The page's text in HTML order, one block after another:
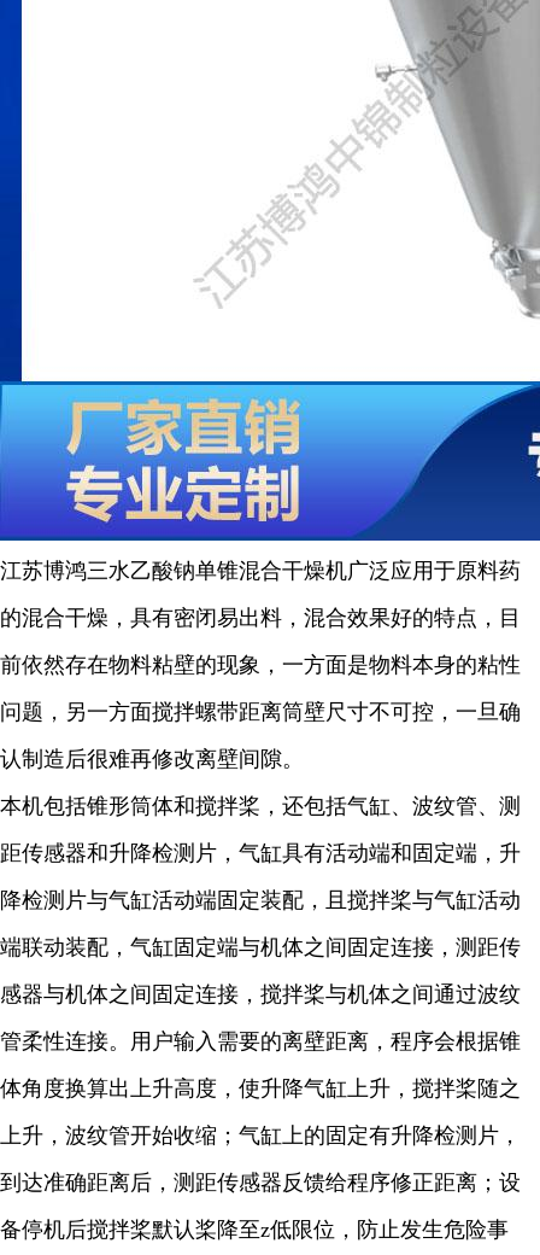
江苏博鸿三水乙酸钠单锥混合干燥机广泛应用于原料药
的混合干燥，具有密闭易出料，混合效果好的特点，目
前依然存在物料粘壁的现象，一方面是物料本身的粘性
问题，另一方面搅拌螺带距离筒壁尺寸不可控，一旦确
认制造后很难再修改离壁间隙。
本机包括锥形筒体和搅拌桨，还包括气缸、波纹管、测
距传感器和升降检测片，气缸具有活动端和固定端，升
降检测片与气缸活动端固定装配，且搅拌桨与气缸活动
端联动装配，气缸固定端与机体之间固定连接，测距传
感器与机体之间固定连接，搅拌桨与机体之间通过波纹
管柔性连接。 用户输入需要的离壁距离，程序会根据锥
体角度换算出上升高度，使升降气缸上升，搅拌桨随之
上升，波纹管开始收缩；气缸上的固定有升降检测片，
到达准确距离后，测距传感器反馈给程序修正距离；设
备停机后搅拌桨默认桨降至z低限位，防止发生危险事